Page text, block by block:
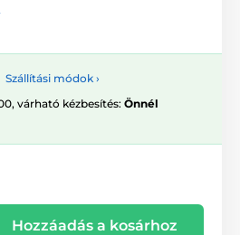
Szállítási módok ›
várható kézbesítés: Önnél
Hozzáadás a kosárhoz